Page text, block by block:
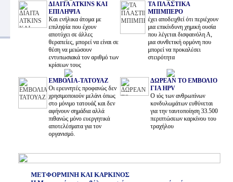
ΔΙΑΙΤΑ ATKINS ΚΑΙ
ΕΠΙΛΗΨΙΑ
Και ενήλικα άτομα με
επιληψία που έχουν
αποτύχει σε άλλες
θεραπείες, μπορεί να είναι σε
θέση να μειώσουν
εντυπωσιακά τον αριθμό των
κρίσεων τους
ΤΑ ΠΛΑΣΤΙΚΑ
ΜΠΙΜΠΕΡΟ
έχει αποδειχθεί ότι περιέχουν
μια επικίνδυνη χημική ουσία
που λέγεται δισφαινόλη Α,
μια συνθετική ορμόνη που
μπορεί να προκαλέσει
στειρότητα
ΕΜΒΟΛΙΑ-ΤΑΤΟΥΑΖ
Oι ερευνητές προφανώς δεν
χρησιμοποιούν μελάνι όπως
στο μόνιμο τατουάζ και δεν
αφήνουν σημάδια αλλά
πιθανώς μόνο ευεργητικά
αποτελέσματα για τον
οργανισμό.
ΔΩΡΕΑΝ ΤΟ ΕΜΒΟΛΙΟ
ΓΙΑ HPV
Ο ιός των ανθρωπίνων
κονδυλωμάτων ευθύνεται
για την ταυτοποίηση 33.500
περιπτώσεων καρκίνου του
τραχήλου
ΜΕΤΦΟΡΜΙΝΗ ΚΑΙ ΚΑΡΚΙΝΟΣ